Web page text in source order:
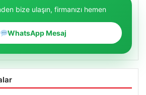
bize ulaşın, firmanızı hemen
WhatsApp Mesaj